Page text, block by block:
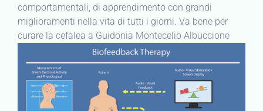
comportamentali, di apprendimento con grandi
miglioramenti nella vita di tutti i giorni. Va bene per
curare la cefalea a Guidonia Montecelio Albuccione